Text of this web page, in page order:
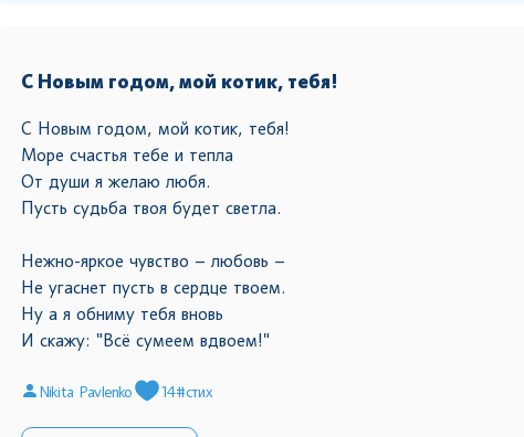
С Новым годом, мой котик, тебя!
С Новым годом, мой котик, тебя!
Море счастья тебе и тепла
От души я желаю любя.
Пусть судьба твоя будет светла.
Нежно-яркое чувство – любовь –
Не угаснет пусть в сердце твоем.
Ну а я обниму тебя вновь
И скажу: "Всё сумеем вдвоем!"
Nikita Pavlenko 14#стих